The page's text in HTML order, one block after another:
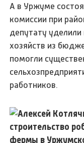
А в Уржуме
комиссии при
депутату
хозяйств из
помогли
работников.